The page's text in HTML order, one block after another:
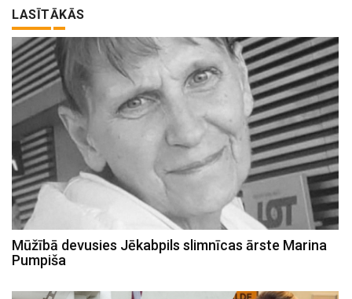
LASĪTĀKĀS
Mūžībā devusies Jēkabpils slimnīcas ārste Marina
Pumpiša